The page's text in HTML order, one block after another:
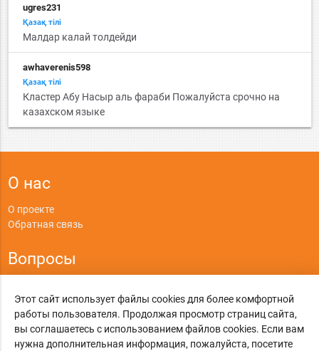
ugres231
Қазақ тiлi
Малдар калай толдейди
awhaverenis598
Қазақ тiлi
Кластер Абу Насыр аль фараби Пожалуйста срочно на
казахском языке
О нас
О проекте
Обратная связь
Вопросы
Политика конфиденциальности
©Online-Otvet.ru, 2012-2026
Этот сайт использует файлы cookies для более комфортной
работы пользователя. Продолжая просмотр страниц сайта,
вы соглашаетесь с использованием файлов cookies. Если вам
нужна дополнительная информация, пожалуйста, посетите